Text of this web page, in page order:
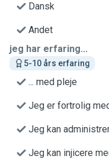
Dansk
Andet
jeg har erfaring...
5-10 års erfaring
... med pleje
Jeg er fortrolig
Jeg kan
Jeg kan injicere